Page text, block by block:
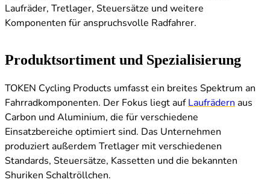
Laufräder, Tretlager, Steuersätze und weitere
Komponenten für anspruchsvolle Radfahrer.
Produktsortiment und Spezialisierung
TOKEN Cycling Products umfasst ein breites Spektrum an
Fahrradkomponenten. Der Fokus liegt auf Laufrädern aus
Carbon und Aluminium, die für verschiedene
Einsatzbereiche optimiert sind. Das Unternehmen
produziert außerdem Tretlager mit verschiedenen
Standards, Steuersätze, Kassetten und die bekannten
Shuriken Schaltröllchen.